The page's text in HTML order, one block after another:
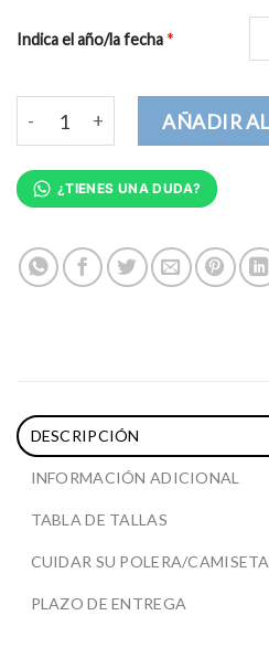
Indica el año/la fecha*
Cumplo un año NiñoAÑADIR
¿TIENES UNA DUDA?
DESCRIPCIÓN
INFORMACIÓN ADICIONAL
TABLA DE TALLAS
CUIDAR SU POLERA/
PLAZO DE ENTREGA